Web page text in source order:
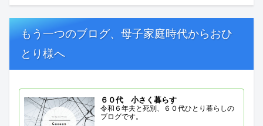
もう一つのブログ、母子家庭時代からおひ
とり様へ
６０代 小さく暮らす
令和６年夫と死別、６０代ひとり暮らしの
ブログです。